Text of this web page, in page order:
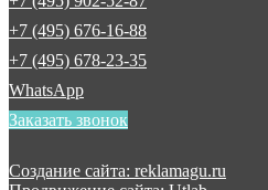
+7 (495) 676-16-88
+7 (495) 678-23-35
WhatsApp
Заказать звонок
Создание сайта: reklamagu.ru